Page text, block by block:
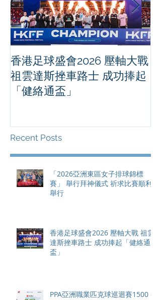
香港足球盛會2026 壓軸大戰
祖雲達斯挫車路士 成功捧起
「健絡通盃」
Recent Posts
「2026亞洲東區女子排球錦標
賽」 舉行拜神儀式 祈求比賽順利
舉行
香港足球盛會2026 壓軸大戰 祖雲
達斯挫車路士 成功捧起「健絡通
盃」
PPA亞洲職業匹克球巡迴賽1500 -